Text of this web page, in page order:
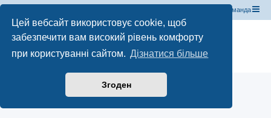
Цей вебсайт використовує cookie, щоб
забезпечити вам високий рівень комфорту
при користуванні сайтом. Дізнатися більше
Згоден
Команда
Конфіденційність |Умови